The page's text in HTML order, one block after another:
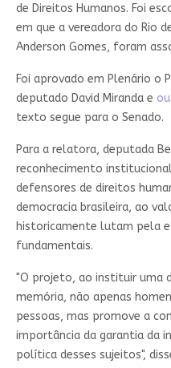
de Direitos Humanos. Foi
em que a vereadora do Rio
Anderson Gomes, foram
Foi aprovado em Plenário o
deputado David Miranda e
texto segue para o Senado.
Para a relatora, deputada
reconhecimento
defensores de direitos
democracia brasileira, ao
historicamente lutam pela
fundamentais.
"O projeto, ao instituir uma
memória, não apenas
pessoas, mas promove a
importância da garantia da
política desses sujeitos",